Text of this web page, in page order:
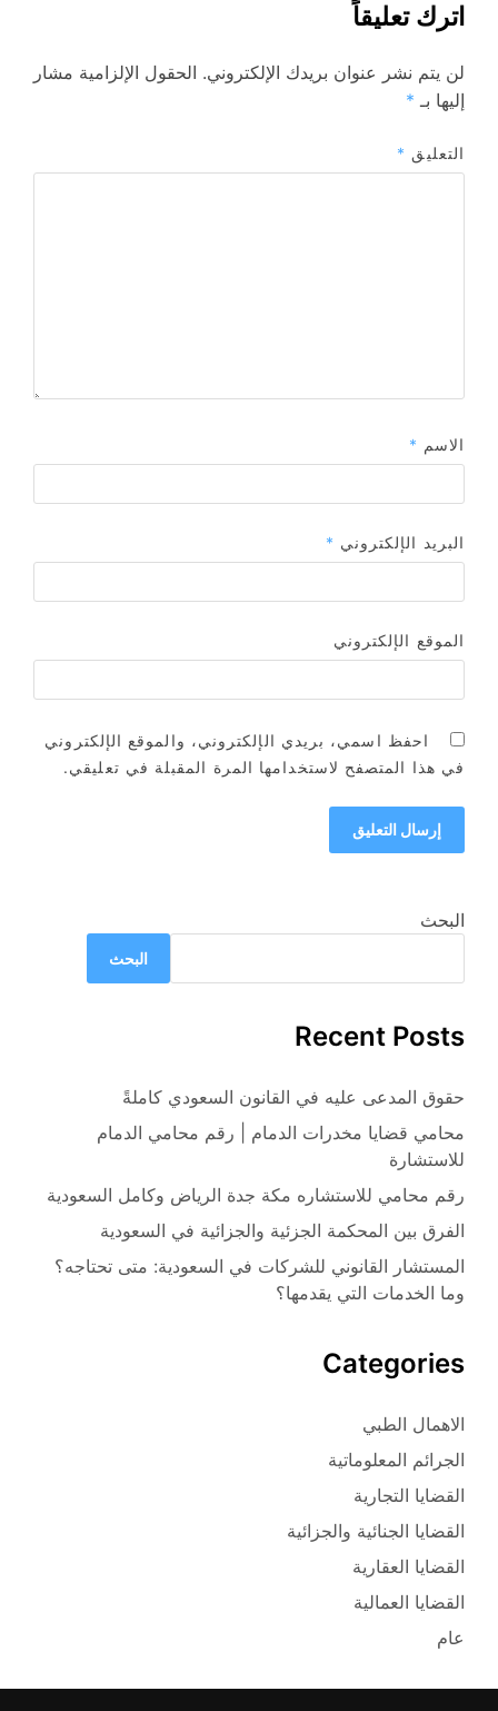
اترك تعليقاً
لن يتم نشر عنوان بريدك الإلكتروني. الحقول الإلزامية مشار
إليها بـ *
التعليق *
الاسم *
البريد الإلكتروني *
الموقع الإلكتروني
احفظ اسمي، بريدي الإلكتروني، والموقع الإلكتروني
في هذا المتصفح لاستخدامها المرة المقبلة في تعليقي.
البحث
البحث
Recent Posts
حقوق المدعى عليه في القانون السعودي كاملةً
محامي قضايا مخدرات الدمام | رقم محامي الدمام
للاستشارة
رقم محامي للاستشاره مكة جدة الرياض وكامل السعودية
الفرق بين المحكمة الجزئية والجزائية في السعودية
المستشار القانوني للشركات في السعودية: متى تحتاجه؟
وما الخدمات التي يقدمها؟
Categories
الاهمال الطبي
الجرائم المعلوماتية
القضايا التجارية
القضايا الجنائية والجزائية
القضايا العقارية
القضايا العمالية
عام